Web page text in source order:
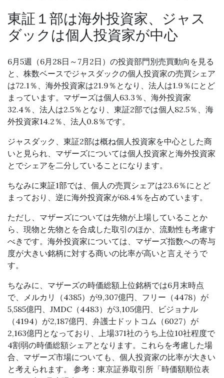
東証１部は海外投資家、ジャス
ダックは個人投資家が中心
6月5週（6月28日～7月2日）の投資部門別売買動向を見る
と、株数ベースでジャスダックの個人投資家の売買シェア
は72.1％、海外投資家は21.9％となり、法人は1.9％にとど
まっています。マザーズは個人63.3％、海外投資家
32.4％、法人は2.5％となり、東証2部では個人82.5％、海
外投資家14.2％、法人0.8％です。
ジャスダック、東証2部は概ね個人投資家を中心とした商
いと見られ、マザーズについては個人投資家と海外投資家
とでシェアを二分していることになります。
ちなみに東証1部では、個人の売買シェアは23.6％にとど
まっており、逆に海外投資家が68.4％を占めています。
ただし、マザーズについては先物が上場していることか
ら、現物と先物とを合成した取引のほか、流動性も考慮す
べきです。海外投資家については、マザーズ指数への寄与
度が大きい銘柄に対する商いの比率が高いと言えそうで
す。
ちなみに、マザーズの時価総額上位銘柄では6月末時点
で、メルカリ（4385）が9,307億円、フリー（4478）が
5,585億円、JMDC（4483）が3,105億円、ビジョナル
（4194）が2,187億円、弁護士ドットコム（6027）が
2,163億円となっており、上場371社のうち上位10社程度で
4割弱の時価総額シェアとなります。これらを考慮した場
合、マザーズ市場についても、個人投資家の比率が大きい
と考えられます。 参考：東京証券取引所「時価額順位表